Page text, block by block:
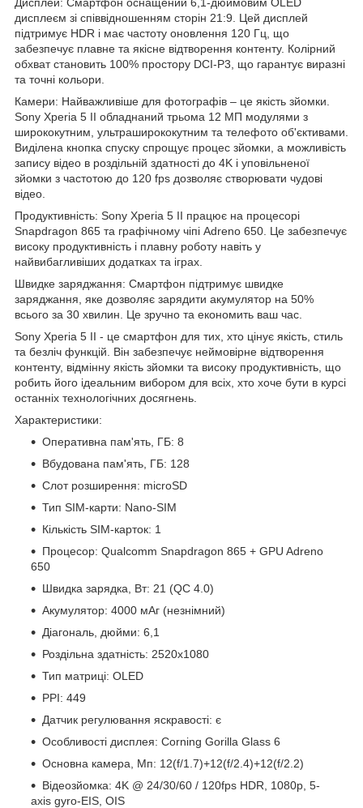
дисплеєм зі співвідношенням сторін 21:9. Цей дисплей
підтримує HDR і має частоту оновлення 120 Гц, що
забезпечує плавне та якісне відтворення контенту. Колірний
обхват становить 100% простору DCI-P3, що гарантує виразні
та точні кольори.
Камери: Найважливіше для фотографів – це якість зйомки.
Sony Xperia 5 II обладнаний трьома 12 МП модулями з
ширококутним, ультраширококутним та телефото об'єктивами.
Виділена кнопка спуску спрощує процес зйомки, а можливість
запису відео в роздільній здатності до 4K і уповільненої
зйомки з частотою до 120 fps дозволяє створювати чудові
відео.
Продуктивність: Sony Xperia 5 II працює на процесорі
Snapdragon 865 та графічному чіпі Adreno 650. Це забезпечує
високу продуктивність і плавну роботу навіть у
найвибагливіших додатках та іграх.
Швидке заряджання: Смартфон підтримує швидке
заряджання, яке дозволяє зарядити акумулятор на 50%
всього за 30 хвилин. Це зручно та економить ваш час.
Sony Xperia 5 II - це смартфон для тих, хто цінує якість, стиль
та безліч функцій. Він забезпечує неймовірне відтворення
контенту, відмінну якість зйомки та високу продуктивність, що
робить його ідеальним вибором для всіх, хто хоче бути в курсі
останніх технологічних досягнень.
Характеристики:
Оперативна пам'ять, ГБ: 8
Вбудована пам'ять, ГБ: 128
Слот розширення: microSD
Тип SIM-карти: Nano-SIM
Кількість SIM-карток: 1
Процесор: Qualcomm Snapdragon 865 + GPU Adreno
650
Швидка зарядка, Вт: 21 (QC 4.0)
Акумулятор: 4000 мАг (незнімний)
Діагональ, дюйми: 6,1
Роздільна здатність: 2520x1080
Тип матриці: OLED
PPI: 449
Датчик регулювання яскравості: є
Особливості дисплея: Corning Gorilla Glass 6
Основна камера, Мп: 12(f/1.7)+12(f/2.4)+12(f/2.2)
Відеозйомка: 4K @ 24/30/60 / 120fps HDR, 1080p, 5-
axis gyro-EIS, OIS